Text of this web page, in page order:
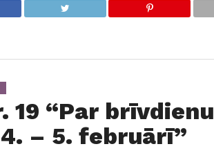
19 “Par brīvdienu
– 5. februārī”